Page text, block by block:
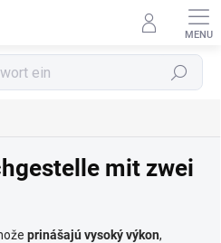
Suchen
mit zwei
prinášajú vysoký výkon,